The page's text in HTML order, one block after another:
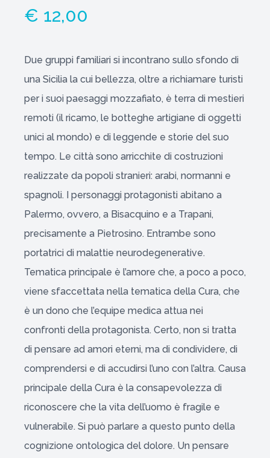
€ 12,00
Due gruppi familiari si incontrano sullo sfondo di
una Sicilia la cui bellezza, oltre a richiamare turisti
per i suoi paesaggi mozzafiato, è terra di mestieri
remoti (il ricamo, le botteghe artigiane di oggetti
unici al mondo) e di leggende e storie del suo
tempo. Le città sono arricchite di costruzioni
realizzate da popoli stranieri: arabi, normanni e
spagnoli. I personaggi protagonisti abitano a
Palermo, ovvero, a Bisacquino e a Trapani,
precisamente a Pietrosino. Entrambe sono
portatrici di malattie neurodegenerative.
Tematica principale è l’amore che, a poco a poco,
viene sfaccettata nella tematica della Cura, che
è un dono che l’equipe medica attua nei
confronti della protagonista. Certo, non si tratta
di pensare ad amori eterni, ma di condividere, di
comprendersi e di accudirsi l’uno con l’altra. Causa
principale della Cura è la consapevolezza di
riconoscere che la vita dell’uomo è fragile e
vulnerabile. Si può parlare a questo punto della
cognizione ontologica del dolore. Un pensare